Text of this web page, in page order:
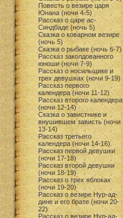
Повесть о везире царя
Юнана (ночи 4-5)
Рассказ о царе ас-
Синдбаде (ночь 5)
Сказка о коварном везире
(ночь 5)
Сказка о рыбаке (ночь 6-7)
Рассказ заколдованного
юноши (ночи 7-9)
Рассказ о носильщике и
трех девушках (ночи 9-19)
Рассказ первого
календера (ночи 11-12)
Рассказ второго календера
(ночи 12-14)
Сказка о завистнике и
внушившем зависть (ночи
13-14)
Рассказ третьего
календера (ночи 14-16)
Рассказ первой девушки
(ночи 17-18)
Рассказ второй девушки
(ночи 18-19)
Рассказ о трех яблоках
(ночи 19-20)
Рассказ о везире Нур-ад-
дине и его брате (ночи 20-
22)
Рассказ о везире Нур-ад-